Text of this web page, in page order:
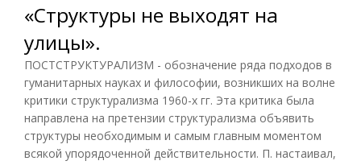
«Структуры не выходят на
улицы».
ПОСТСТРУКТУРАЛИЗМ - обозначение ряда подходов в
гуманитарных науках и философии, возникших на волне
критики структурализма 1960-х гг. Эта критика была
направлена на претензии структурализма объявить
структуры необходимым и самым главным моментом
всякой упорядоченной действительности. П. настаивал,